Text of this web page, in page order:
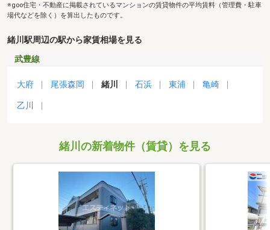
※goo住宅・不動産に掲載されているマンションの賃貸物件の平均賃料（管理費・駐車
場代などを除く）を算出したものです。
緒川駅周辺の駅から家賃相場を見る
武豊線
大府 尾張森岡 緒川 石浜 東浦 亀崎
乙川
緒川の新着物件（賃貸）を見る